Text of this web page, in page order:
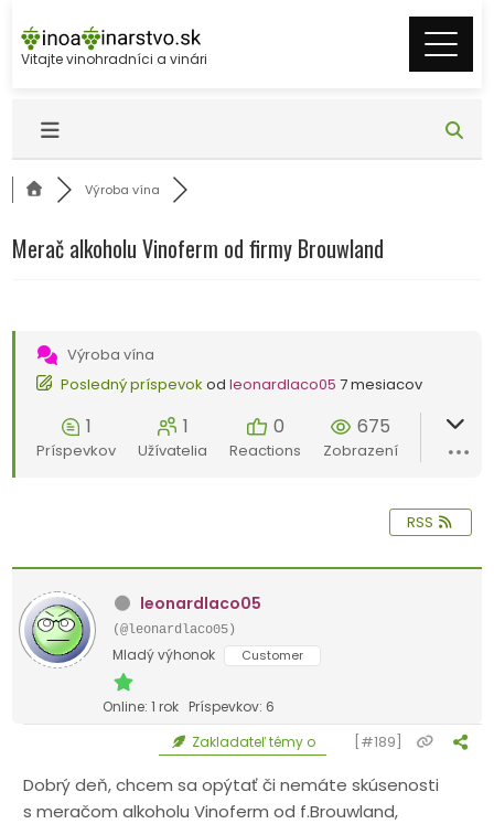
to
content
Vitajte vinohradníci a vinári
Výroba vína
Merač alkoholu Vinoferm od firmy Brouwland
Výroba vína
Posledný príspevok od leonardlaco05 7 mesiacov
1
Príspevkov
1
Užívatelia
0
Reactions
675
Zobrazení
RSS
leonardlaco05
(@leonardlaco05)
Mladý výhonok Customer
Online: 1 rok Príspevkov: 6
Zakladateľ témy o
[#189]
Dobrý deň, chcem sa opýtať či nemáte skúsenosti
s meračom alkoholu Vinoferm od f.Brouwland,